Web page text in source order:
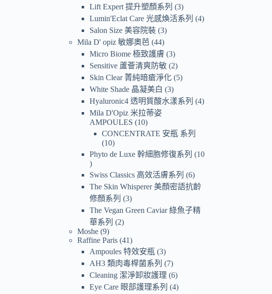
Lift Expert 提升塑顏系列
3
Lumin'Eclat Care 光感煥活系列
4
Salon Size 美容院裝 3
Mila D' opiz 敏娜奧芭 44
Micro Biome 極致護膚 3
Sensitive 蘆薈清爽防敏 2
Skin Clear 菁純暗瘡淨化 5
White Shade 晶凝美白
3
Hyaluronic4 透明質酸水漾系列
4
Mila D'Opiz 米拉蒂姿
AMPOULES
10
CONCENTRATE 安瓶 系列
10
Phyto de Luxe 幹細胞修復系列
10
Swiss Classics 高效活膚系列
6
The Skin Whisperer 美顏密語抗齡
修顏系列
3
The Vegan Green Caviar 綠魚子精
華系列
2
Moshe 9
Raffine Paris 41
Ampoules 特效安瓶 3
AH3 類肉毒桿菌系列
7
Cleaning 潔淨卸妝護理 6
Eye Care 眼部護理系列
4